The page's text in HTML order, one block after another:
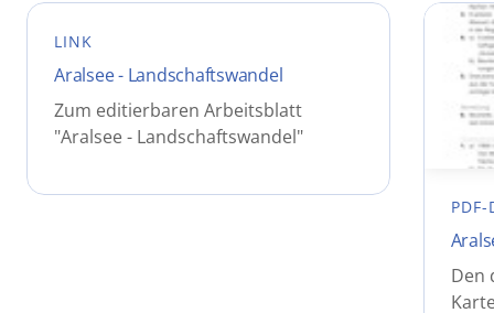
LINK
Aralsee - Landschaftswandel
Zum editierbaren Arbeitsblatt
"Aralsee - Landschaftswandel"
PDF-
Den